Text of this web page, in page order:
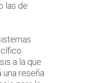
las de
a la que
una reseña